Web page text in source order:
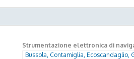
Strumentazione elettronica di
Bussola, Contamiglia, Ecoscandaglio,